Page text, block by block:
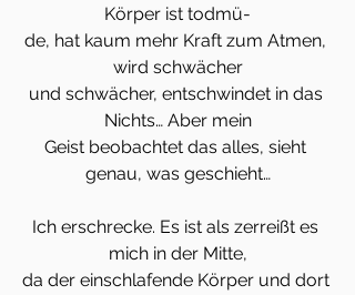
Körper ist todmü-
de, hat kaum mehr Kraft zum Atmen,
wird schwächer
und schwächer, entschwindet in das
Nichts… Aber mein
Geist beobachtet das alles, sieht
genau, was geschieht…
Ich erschrecke. Es ist als zerreißt es
mich in der Mitte,
da der einschlafende Körper und dort